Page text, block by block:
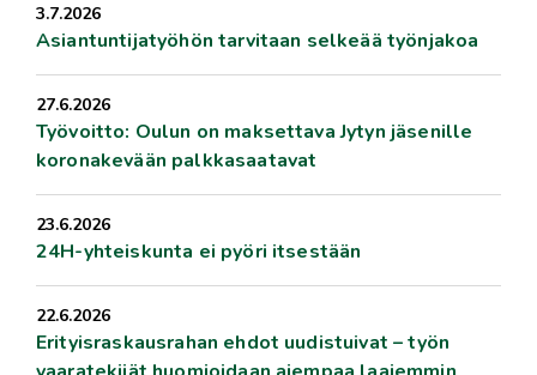
3.7.2026
Asiantuntijatyöhön tarvitaan selkeää työnjakoa
27.6.2026
Työvoitto: Oulun on maksettava Jytyn jäsenille
koronakevään palkkasaatavat
23.6.2026
24H-yhteiskunta ei pyöri itsestään
22.6.2026
Erityisraskausrahan ehdot uudistuivat – työn